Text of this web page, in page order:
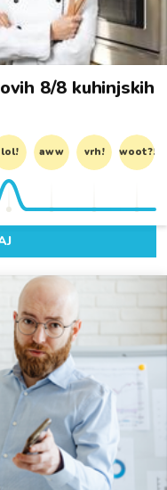
8/8 kuhinjskih
lol! aww vrh! woot?!